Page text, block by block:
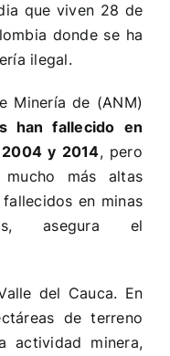
que viven 28 de
donde se ha
ilegal.
Minería de (ANM)
han fallecido en
y 2014, pero
más altas
en minas
asegura el
del Cauca. En
de terreno
actividad minera,